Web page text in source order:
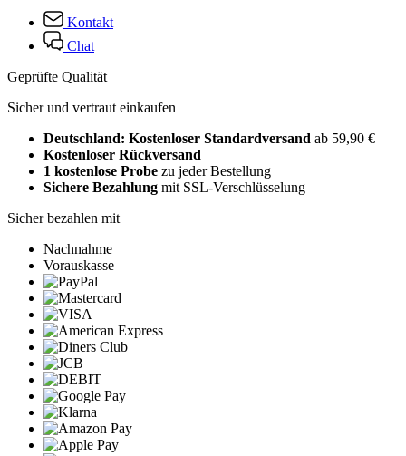
Kontakt
Chat
Geprüfte Qualität
Sicher und vertraut einkaufen
Deutschland: Kostenloser Standardversand ab 59,90 €
Kostenloser Rückversand
1 kostenlose Probe zu jeder Bestellung
Sichere Bezahlung mit SSL-Verschlüsselung
Sicher bezahlen mit
Nachnahme
Vorauskasse